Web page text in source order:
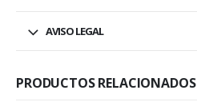
AVISO LEGAL
PRODUCTOS RELACIONADOS